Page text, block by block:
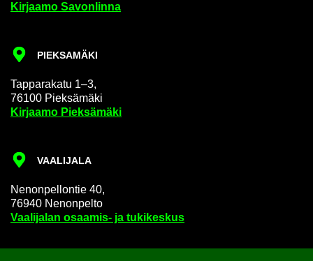
Kir­jaa­mo Sa­von­lin­na
PIEK­SA­MÄ­KI
Tap­pa­ra­ka­tu 1–3,
76100 Piek­sä­mä­ki
Kir­jaa­mo Piek­sä­mä­ki
VAA­LI­JA­LA
Ne­non­pel­lon­tie 40,
76940 Ne­non­pel­to
Vaa­li­ja­lan osaamis-​ ja tu­ki­kes­kus